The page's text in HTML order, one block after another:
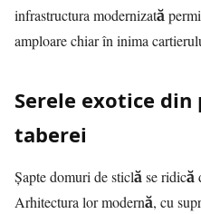
infrastructura modernizată
amploare chiar în inima
Serele exotice
taberei
Șapte domuri de sticlă se ridică
Arhitectura lor modernă, cu